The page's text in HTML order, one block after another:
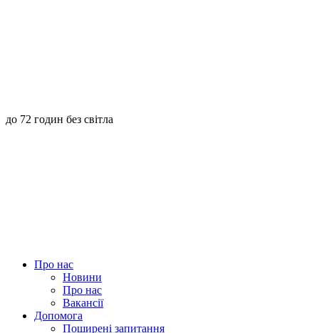
до 72 годин без світла
Про нас
Новини
Про нас
Вакансії
Допомога
Поширені запитання